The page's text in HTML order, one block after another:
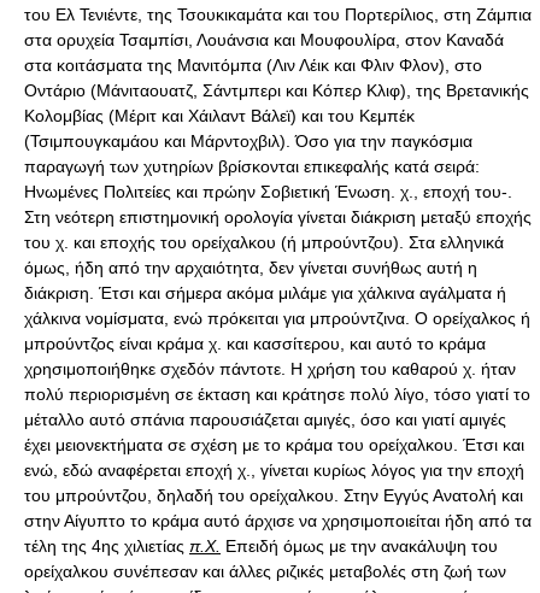
του Ελ Τενιέντε, της Τσουκικαμάτα και του Πορτερίλιος, στη Ζάμπια
στα ορυχεία Τσαμπίσι, Λουάνσια και Μουφουλίρα, στον Καναδά
στα κοιτάσματα της Μανιτόμπα (Λιν Λέικ και Φλιν Φλον), στο
Οντάριο (Μάνιταουατζ, Σάντμπερι και Κόπερ Κλιφ), της Βρετανικής
Κολομβίας (Μέριτ και Χάιλαντ Βάλεϊ) και του Κεμπέκ
(Τσιμπουγκαμάου και Μάρντοχβιλ). Όσο για την παγκόσμια
παραγωγή των χυτηρίων βρίσκονται επικεφαλής κατά σειρά:
Ηνωμένες Πολιτείες και πρώην Σοβιετική Ένωση. χ., εποχή του-.
Στη νεότερη επιστημονική ορολογία γίνεται διάκριση μεταξύ εποχής
του χ. και εποχής του ορείχαλκου (ή μπρούντζου). Στα ελληνικά
όμως, ήδη από την αρχαιότητα, δεν γίνεται συνήθως αυτή η
διάκριση. Έτσι και σήμερα ακόμα μιλάμε για χάλκινα αγάλματα ή
χάλκινα νομίσματα, ενώ πρόκειται για μπρούντζινα. Ο ορείχαλκος ή
μπρούντζος είναι κράμα χ. και κασσίτερου, και αυτό το κράμα
χρησιμοποιήθηκε σχεδόν πάντοτε. Η χρήση του καθαρού χ. ήταν
πολύ περιορισμένη σε έκταση και κράτησε πολύ λίγο, τόσο γιατί το
μέταλλο αυτό σπάνια παρουσιάζεται αμιγές, όσο και γιατί αμιγές
έχει μειονεκτήματα σε σχέση με το κράμα του ορείχαλκου. Έτσι και
ενώ, εδώ αναφέρεται εποχή χ., γίνεται κυρίως λόγος για την εποχή
του μπρούντζου, δηλαδή του ορείχαλκου. Στην Εγγύς Ανατολή και
στην Αίγυπτο το κράμα αυτό άρχισε να χρησιμοποιείται ήδη από τα
τέλη της 4ης χιλιετίας π.Χ. Επειδή όμως με την ανακάλυψη του
ορείχαλκου συνέπεσαν και άλλες ριζικές μεταβολές στη ζωή των